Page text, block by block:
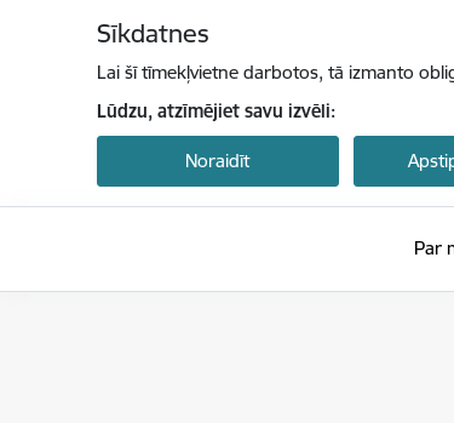
Sīkdatnes
Lai šī tīmekļvietne darbotos, tā izmanto
Lūdzu, atzīmējiet savu izvēli:
Noraidīt
Par